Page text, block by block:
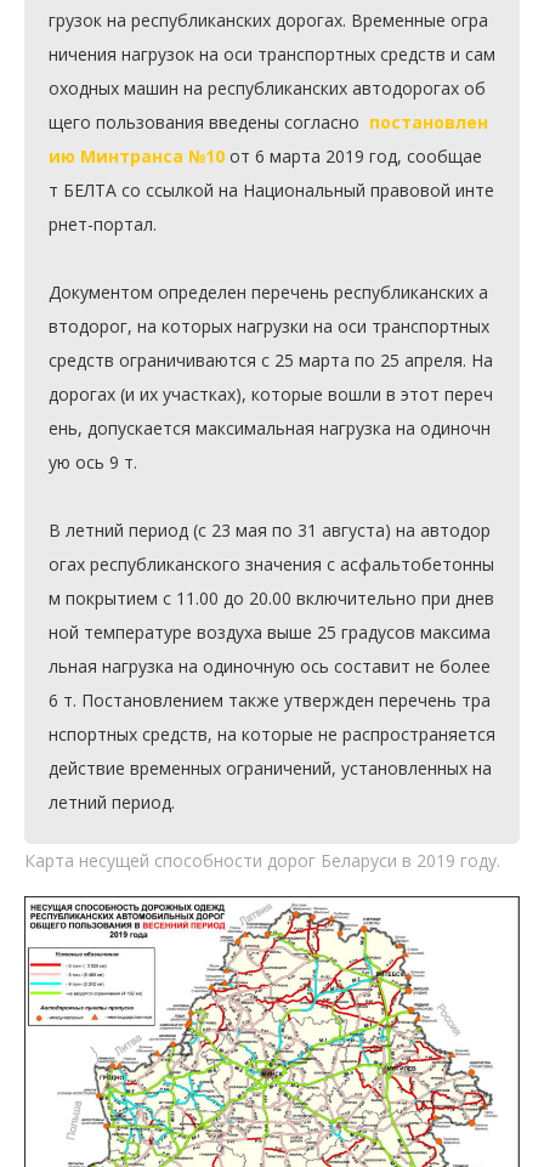
грузок на республиканских дорогах. Временные огра
ничения нагрузок на оси транспортных средств и сам
оходных машин на республиканских автодорогах об
щего пользования введены согласно постановлен
ию Минтранса №10 от 6 марта 2019 год, сообщае
т БЕЛТА со ссылкой на Национальный правовой инте
рнет-портал.
Документом определен перечень республиканских а
втодорог, на которых нагрузки на оси транспортных
средств ограничиваются с 25 марта по 25 апреля. На
дорогах (и их участках), которые вошли в этот переч
ень, допускается максимальная нагрузка на одиночн
ую ось 9 т.
В летний период (с 23 мая по 31 августа) на автодор
огах республиканского значения с асфальтобетонны
м покрытием с 11.00 до 20.00 включительно при днев
ной температуре воздуха выше 25 градусов максима
льная нагрузка на одиночную ось составит не более
6 т. Постановлением также утвержден перечень тра
нспортных средств, на которые не распространяется
действие временных ограничений, установленных на
летний период.
Карта несущей способности дорог Беларуси в 2019 году.